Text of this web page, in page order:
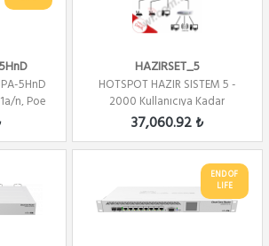
5HnD
n, Poe
HAZIRSET_5
HOTSPOT HAZIR SISTEM 5 -
2000 Kullanıcıya Kadar
37,060.92 ₺
END OF
LIFE